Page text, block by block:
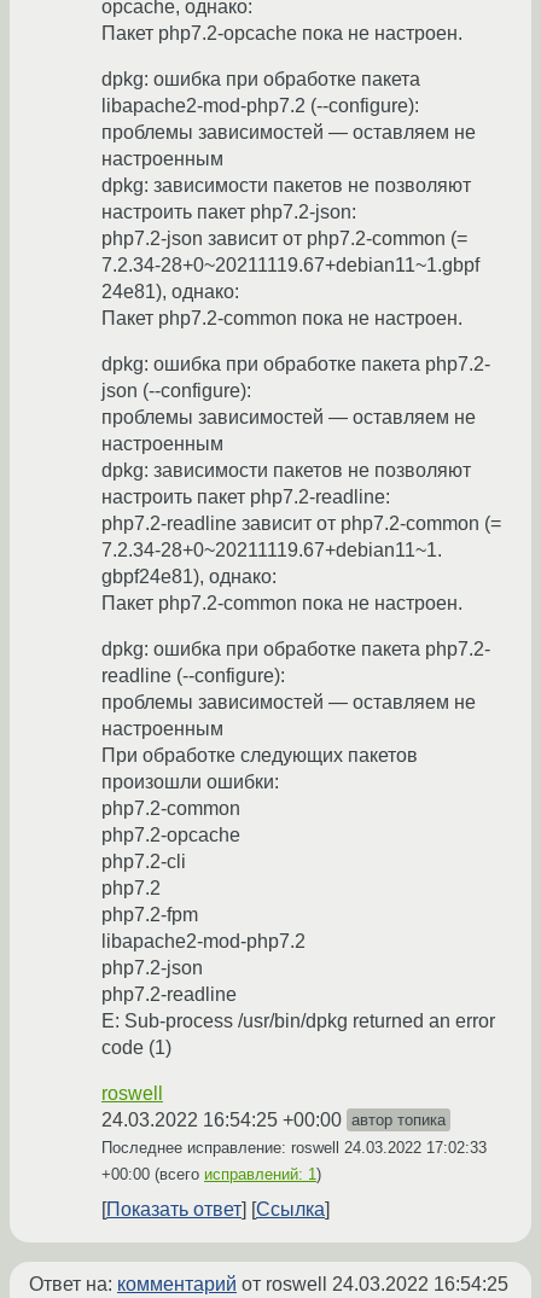
opcache, однако:
Пакет php7.2-opcache пока не настроен.
dpkg: ошибка при обработке пакета
libapache2-mod-php7.2 (--configure):
проблемы зависимостей — оставляем не
настроенным
dpkg: зависимости пакетов не позволяют
настроить пакет php7.2-json:
php7.2-json зависит от php7.2-common (=
7.2.34-28+0~20211119.67+debian11~1.gbpf
24e81), однако:
Пакет php7.2-common пока не настроен.
dpkg: ошибка при обработке пакета php7.2-
json (--configure):
проблемы зависимостей — оставляем не
настроенным
dpkg: зависимости пакетов не позволяют
настроить пакет php7.2-readline:
php7.2-readline зависит от php7.2-common (=
7.2.34-28+0~20211119.67+debian11~1.
gbpf24e81), однако:
Пакет php7.2-common пока не настроен.
dpkg: ошибка при обработке пакета php7.2-
readline (--configure):
проблемы зависимостей — оставляем не
настроенным
При обработке следующих пакетов
произошли ошибки:
php7.2-common
php7.2-opcache
php7.2-cli
php7.2
php7.2-fpm
libapache2-mod-php7.2
php7.2-json
php7.2-readline
E: Sub-process /usr/bin/dpkg returned an error
code (1)
roswell
24.03.2022 16:54:25 +00:00 автор топика
Последнее исправление: roswell 24.03.2022 17:02:33
+00:00 (всего исправлений: 1)
Показать ответ Ссылка
Ответ на: комментарий от roswell 24.03.2022 16:54:25